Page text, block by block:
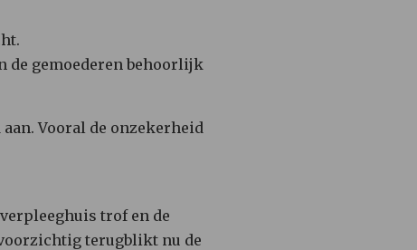
de gemoederen behoorlijk
Vooral de onzekerheid
trof en de
terugblikt nu de